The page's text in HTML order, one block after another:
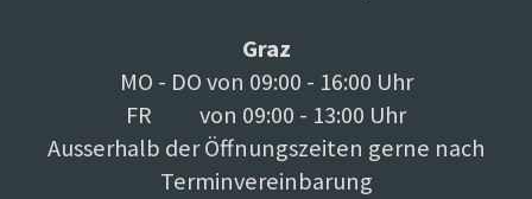
Graz
MO - DO von 09:00 - 16:00 Uhr
FR von 09:00 - 13:00 Uhr
Ausserhalb der Öffnungszeiten gerne nach
Terminvereinbarung